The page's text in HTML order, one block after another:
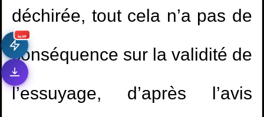
جديد
déchirée, tout cela n’a pas de
conséquence sur la validité de
l’essuyage, d’après l’avis